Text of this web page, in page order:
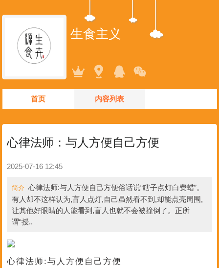
生食主义
首页 内容列表
心律法师：与人方便自己方便
2025-07-16 12:45
简介 心律法师:与人方便自己方便俗话说“瞎子点灯白费蜡”。
有人却不这样认为,盲人点灯,自己虽然看不到,却能点亮周围,
让其他好眼睛的人能看到,盲人也就不会被撞倒了。正所
谓“授..
心律法师:与人方便自己方便